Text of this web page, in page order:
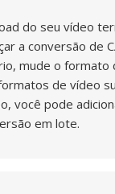
do seu vídeo
a conversão de
mude o formato
de vídeo
você pode
em lote.